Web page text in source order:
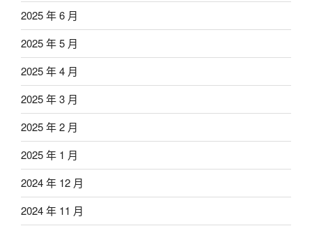
2025 年 6 月
2025 年 5 月
2025 年 4 月
2025 年 3 月
2025 年 2 月
2025 年 1 月
2024 年 12 月
2024 年 11 月